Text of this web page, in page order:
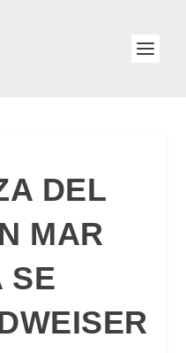
DEL
MAR
SE